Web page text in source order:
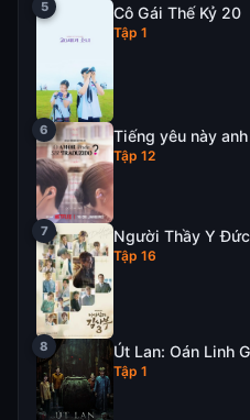
Cô Gái Thế Kỷ 20
Tập 1
Tiếng yêu này
Tập 12
Người Thầy Y
Tập 16
Út Lan: Oán Linh
Tập 1